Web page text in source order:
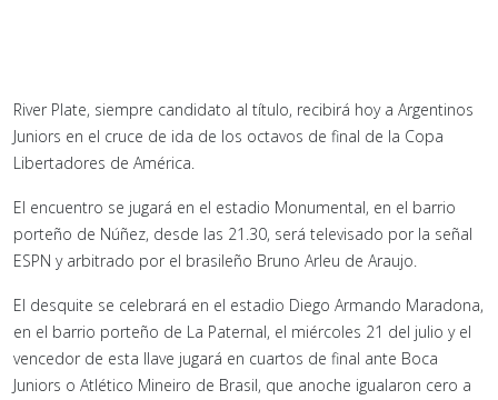
River Plate, siempre candidato al título, recibirá hoy a Argentinos
Juniors en el cruce de ida de los octavos de final de la Copa
Libertadores de América.
El encuentro se jugará en el estadio Monumental, en el barrio
porteño de Núñez, desde las 21.30, será televisado por la señal
ESPN y arbitrado por el brasileño Bruno Arleu de Araujo.
El desquite se celebrará en el estadio Diego Armando Maradona,
en el barrio porteño de La Paternal, el miércoles 21 del julio y el
vencedor de esta llave jugará en cuartos de final ante Boca
Juniors o Atlético Mineiro de Brasil, que anoche igualaron cero a